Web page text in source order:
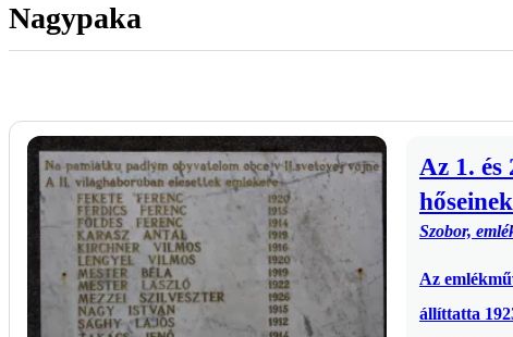
Nagypaka
Az 1.
Szobor,
Az
állíttatta